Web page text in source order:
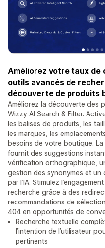
Améliorez votre taux de
outils avancés de
découverte de produits
Améliorez la découverte des
Wizzy AI Search & Filter.
les balises de produits, les
les marques, les
besoins de votre boutique.
fournit des suggestions
vérification orthographique,
gestion des synonymes et un
par l’IA. Stimulez
recherche grâce à des
recommandations de
404 en opportunités de
Recherche textuelle
l’intention de l’utilisateur
pertinents